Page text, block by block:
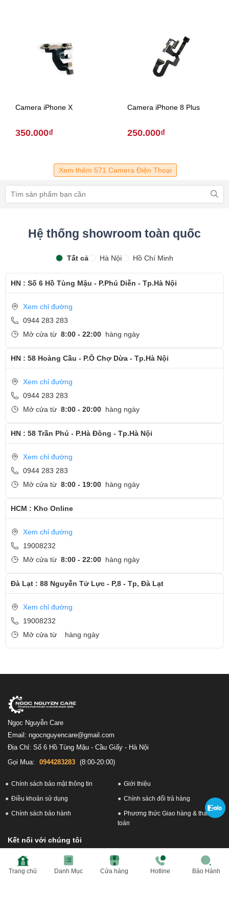
Camera iPhone X
350.000₫
Camera iPhone 8 Plus
250.000₫
Xem thêm 571 Camera Điện Thoại
Hệ thống showroom toàn quốc
Tất cả Hà Nội Hồ Chí Minh
HN : Số 6 Hồ Tùng Mậu - P.Phú Diễn - Tp.Hà Nội
Xem chỉ đường
0944 283 283
Mở cửa từ 8:00 - 22:00 hàng ngày
HN : 58 Hoàng Cầu - P.Ô Chợ Dừa - Tp.Hà Nội
Xem chỉ đường
0944 283 283
Mở cửa từ 8:00 - 20:00 hàng ngày
HN : 58 Trần Phú - P.Hà Đông - Tp.Hà Nội
Xem chỉ đường
0944 283 283
Mở cửa từ 8:00 - 19:00 hàng ngày
HCM : Kho Online
Xem chỉ đường
19008232
Mở cửa từ 8:00 - 22:00 hàng ngày
Đà Lạt : 88 Nguyễn Tử Lực - P,8 - Tp, Đà Lạt
Xem chỉ đường
19008232
Mở cửa từ
hàng ngày
Ngọc Nguyễn Care
Email: ngocnguyencare@gmail.com
Địa Chỉ: Số 6 Hồ Tùng Mậu - Cầu Giấy - Hà Nội
Gọi Mua:
0944283283 (8:00-20:00)
Chính sách bảo mật thông tin Giới thiệu
Điều khoản sử dụng Chính sách đổi trả hàng
Chính sách bảo hành
Phương thức Giao hàng & thanh
toán
Kết nối với chúng tôi
Trang chủ Danh Mục Cửa hàng Hotline Bảo Hành